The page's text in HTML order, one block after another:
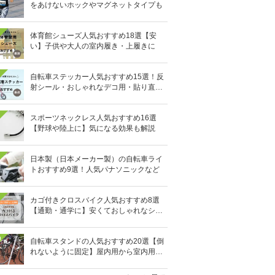
をあけないホックやマグネットタイプも
体育館シューズ人気おすすめ18選【安
い】子供や大人の室内履き・上履きに
自転車ステッカー人気おすすめ15選！反
射シール・おしゃれなデコ用・貼り直し
スポーツネックレス人気おすすめ16選
【野球や陸上に】気になる効果も解説
日本製（日本メーカー製）の自転車ライ
トおすすめ9選！人気パナソニックなど
カゴ付きクロスバイク人気おすすめ8選
【通勤・通学に】安くておしゃれなシテ
自転車スタンドの人気おすすめ20選【倒
れないように固定】屋内用から室内用ま